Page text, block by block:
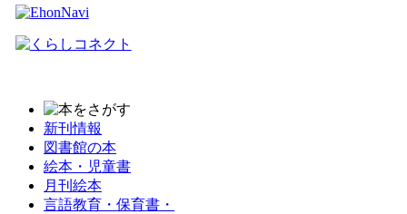
新刊情報
図書館の本
絵本・児童書
月刊絵本
言語教育・保育書・